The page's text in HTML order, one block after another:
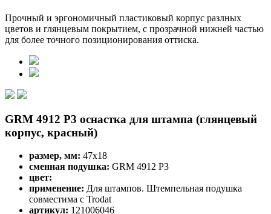
Прочный и эргономичный пластиковый корпус разлных
цветов и глянцевым покрытием, с прозрачной нижней частью
для более точного позиционирования оттиска.
GRM 4912 P3 оснастка для штампа (глянцевый
корпус, красный)
размер, мм: 47x18
сменная подушка: GRM 4912 P3
цвет:
применение: Для штампов. Штемпельная подушка
совместима с Trodat
артикул: 121006046